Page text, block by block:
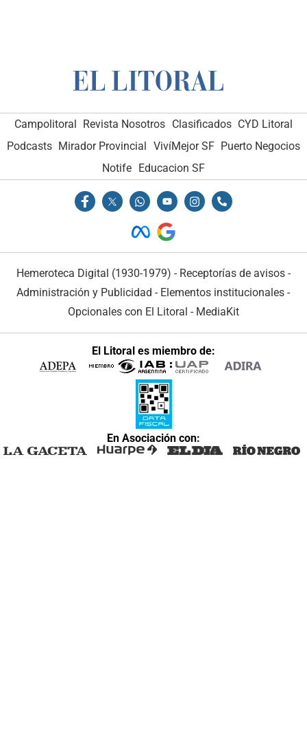
Campolitoral Revista Nosotros Clasificados CYD Litoral
Podcasts Mirador Provincial VivíMejor SF Puerto Negocios
Notife Educacion SF
Hemeroteca Digital (1930-1979) - Receptorías de avisos -
Administración y Publicidad - Elementos institucionales -
Opcionales con El Litoral - MediaKit
El Litoral es miembro de:
En Asociación con: